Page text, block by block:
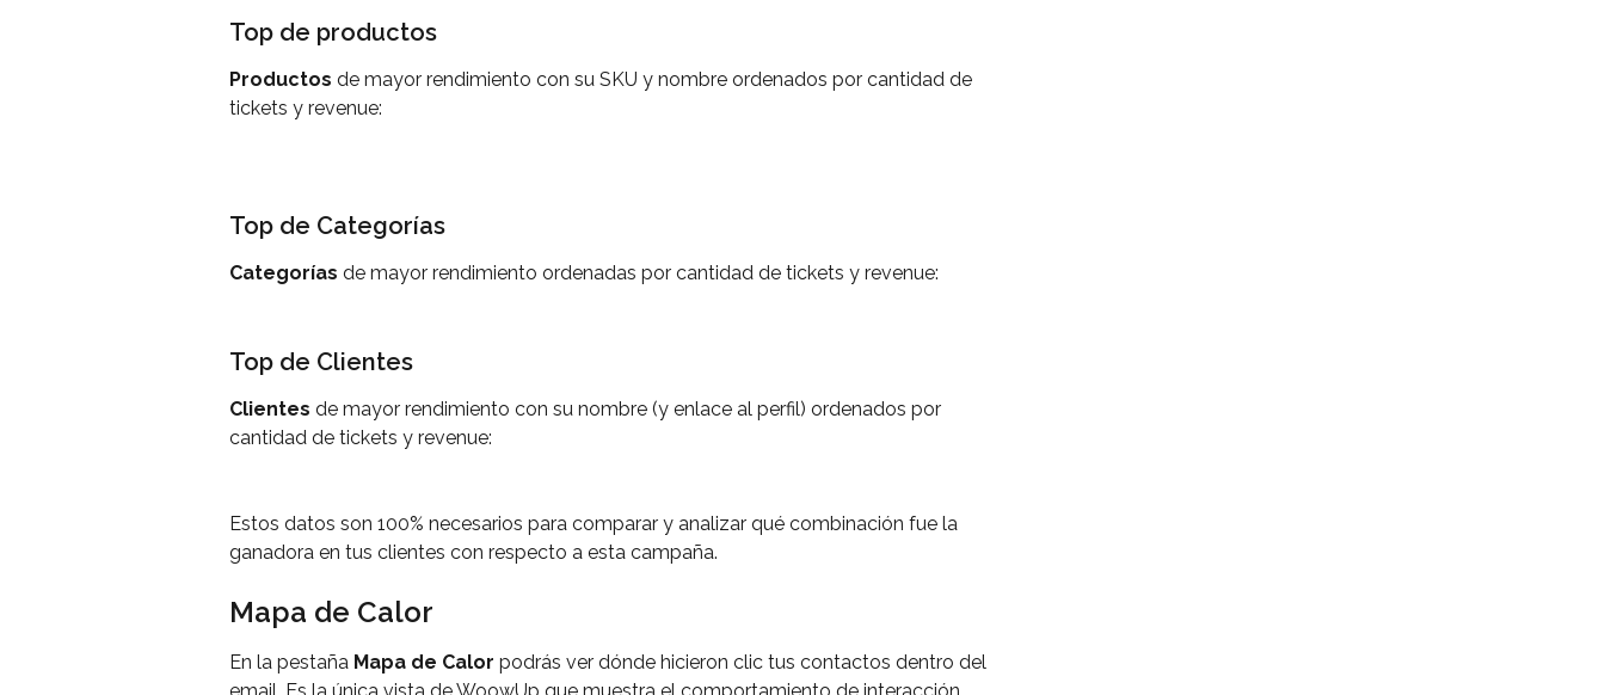
Top de productos
Productos de mayor rendimiento con su SKU y nombre ordenados por cantidad de
tickets y revenue:
Top de Categorías
Categorías de mayor rendimiento ordenadas por cantidad de tickets y revenue:
Top de Clientes
Clientes de mayor rendimiento con su nombre (y enlace al perfil) ordenados por
cantidad de tickets y revenue:
Estos datos son 100% necesarios para comparar y analizar qué combinación fue la
ganadora en tus clientes con respecto a esta campaña.
Mapa de Calor
En la pestaña Mapa de Calor podrás ver dónde hicieron clic tus contactos dentro del
email. Es la única vista de WoowUp que muestra el comportamiento de interacción